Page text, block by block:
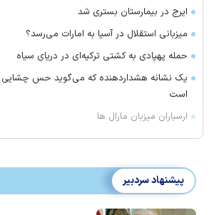
ایرج در بیمارستان بستری شد
میزبانی استقلال در آسیا به امارات می‌رسد؟
حمله پهپادی به کشتی ترکیه‌ای در دریای سیاه
یک نشانه هشداردهنده که می‌گوید حس چشایی
است
ارسباران میزبان مارال ها
پیشنهاد سردبیر